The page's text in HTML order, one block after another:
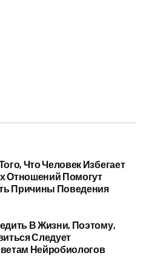
Что Человек Избегает
Отношений Помогут
Причины Поведения
В Жизни, Поэтому,
Следует
Нейробиологов